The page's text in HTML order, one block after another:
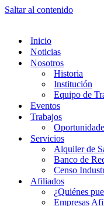
Saltar al contenido
Inicio
Noticias
Nosotros
Historia
Institución
Equipo de
Eventos
Trabajos
Servicios
Alquiler de
Banco de
Censo
Afiliados
¿Quiénes
Empresas